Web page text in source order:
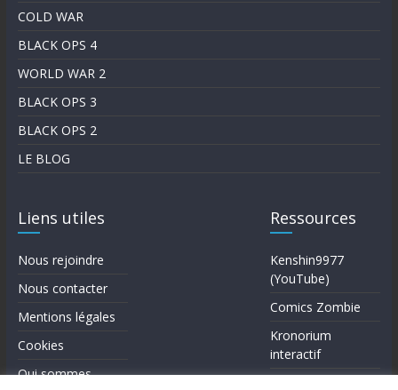
COLD WAR
BLACK OPS 4
WORLD WAR 2
BLACK OPS 3
BLACK OPS 2
LE BLOG
Liens utiles
Nous rejoindre
Nous contacter
Mentions légales
Cookies
Qui sommes-
Ressources
Kenshin9977
(YouTube)
Comics Zombie
Kronorium
interactif